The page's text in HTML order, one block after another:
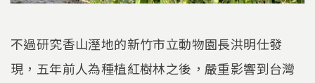
不過研究香山溼地的新竹市立動物園長洪明仕發
現，五年前人為種植紅樹林之後，嚴重影響到台灣